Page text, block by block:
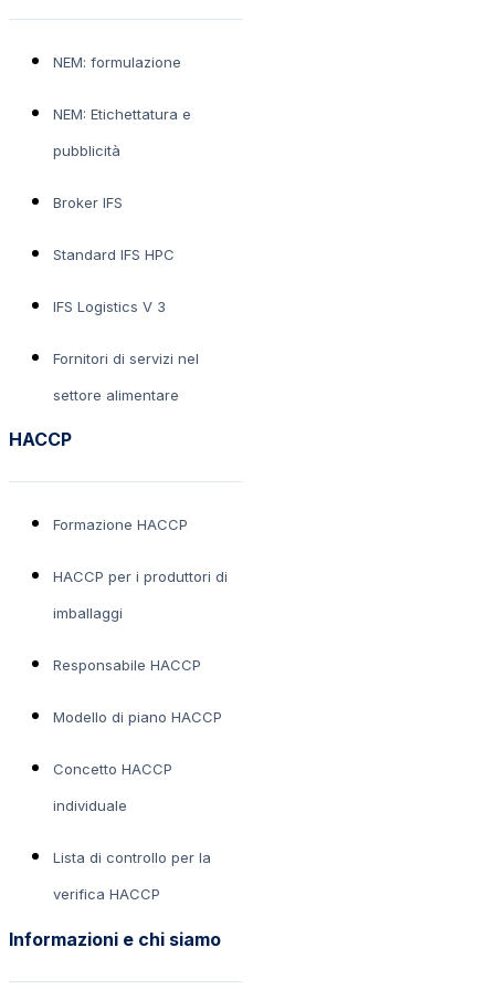
NEM: formulazione
NEM: Etichettatura e
pubblicità
Broker IFS
Standard IFS HPC
IFS Logistics V 3
Fornitori di servizi nel
settore alimentare
HACCP
Formazione HACCP
HACCP per i produttori di
imballaggi
Responsabile HACCP
Modello di piano HACCP
Concetto HACCP
individuale
Lista di controllo per la
verifica HACCP
Informazioni e chi siamo